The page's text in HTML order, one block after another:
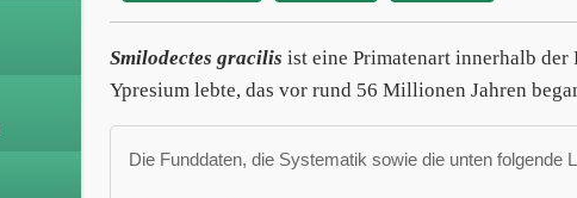
Smilodectes gracilis ist eine Primatenart innerhalb der
Ypresium lebte, das vor rund 56 Millionen Jahren
Die Funddaten, die Systematik sowie die unten folgende